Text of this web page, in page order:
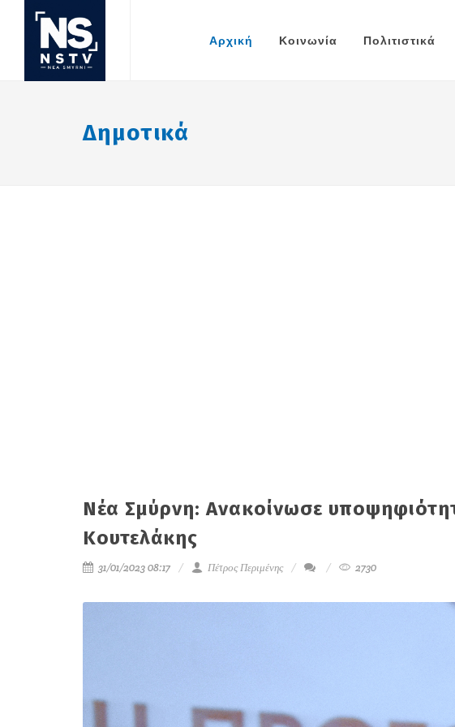
Αρχική Κοινωνία Πολιτιστικά
Δημοτικά
Νέα Σμύρνη: Ανακοίνωσε
Κουτελάκης
31/01/2023 08:17 Πέτρος Περιμένης 2730